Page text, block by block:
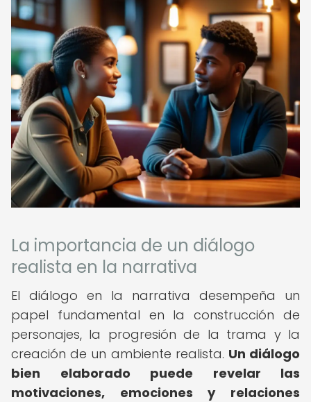
La importancia de un diálogo
realista en la narrativa
El diálogo en la narrativa desempeña un
papel fundamental en la construcción de
personajes, la progresión de la trama y la
creación de un ambiente realista. Un diálogo
bien elaborado puede revelar las
motivaciones, emociones y relaciones